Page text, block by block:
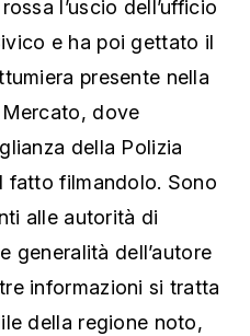
l’uscio dell’ufficio
e ha poi gettato il
presente nella
dove
della Polizia
fatto filmandolo. Sono
alle autorità di
generalità dell’autore
informazioni si tratta
della regione noto,